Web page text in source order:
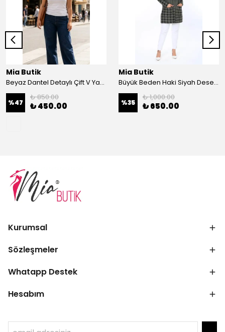
Mia Butik
Beyaz Dantel Detaylı Çift V Yaka Karşkorse Esnek Bluz
%47
₺ 850.00
₺ 450.00
Mia Butik
Büyük Beden Haki Siyah Desenli Hırka
%35
₺ 1,000.00
₺ 650.00
Kurumsal
Sözleşmeler
Whatapp Destek
Hesabım